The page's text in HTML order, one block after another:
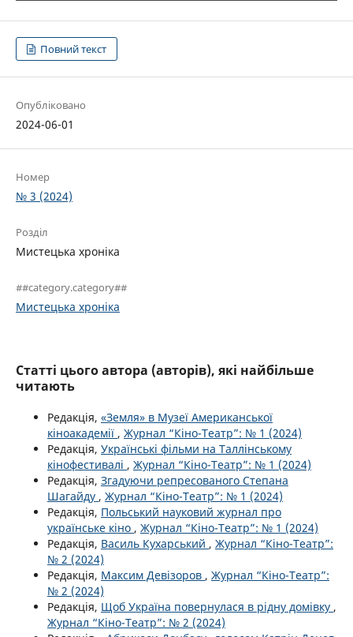
Повний текст
Опубліковано
2024-06-01
Номер
№ 3 (2024)
Розділ
Мистецька хроніка
##category.category##
Мистецька хроніка
Статті цього автора (авторів), які найбільше
читають
Редакція, «Земля» в Музеї Американської
кіноакадемії , Журнал “Кіно-Театр”: № 1 (2024)
Редакція, Українські фільми на Таллінському
кінофестивалі , Журнал “Кіно-Театр”: № 1 (2024)
Редакція, Згадуючи репресованого Степана
Шагайду , Журнал “Кіно-Театр”: № 1 (2024)
Редакція, Польський науковий журнал про
українське кіно , Журнал “Кіно-Театр”: № 1 (2024)
Редакція, Василь Кухарський , Журнал “Кіно-Театр”:
№ 2 (2024)
Редакція, Максим Девізоров , Журнал “Кіно-Театр”:
№ 2 (2024)
Редакція, Щоб Україна повернулася в рідну домівку ,
Журнал “Кіно-Театр”: № 2 (2024)